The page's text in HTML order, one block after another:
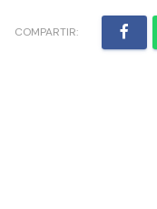
COMPARTIR: